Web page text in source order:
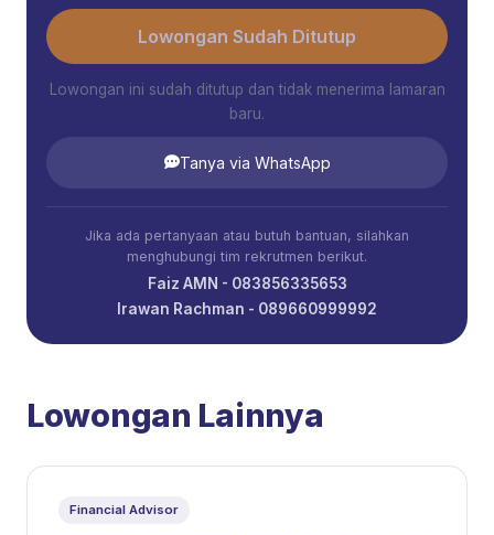
Lowongan Sudah Ditutup
Lowongan ini sudah ditutup dan tidak menerima lamaran
baru.
Tanya via WhatsApp
Jika ada pertanyaan atau butuh bantuan, silahkan
menghubungi tim rekrutmen berikut.
Faiz AMN - 083856335653
Irawan Rachman - 089660999992
Lowongan Lainnya
Financial Advisor